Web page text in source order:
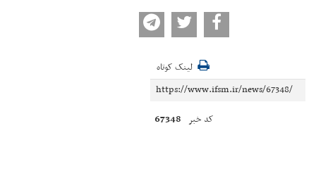
لینک کوتاه
کد خبر 67348